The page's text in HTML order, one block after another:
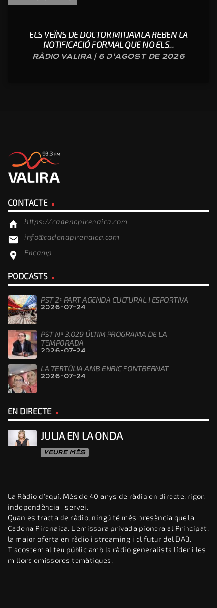
ELS VEÏNS DE DOCTOR MITJAVILA REBEN LA
NOTIFICACIÓ FORMAL QUE NO ELS...
RÀDIO VALIRA | 6 D'AGOST DE 2026
CONTACTE
home https://cadenapirenaica.com
email info@cadenapirenaica.com
location_on Encamp
PODCASTS
PST 2ª PART AGENDA CULTURAL I ESPORTIVA
2026-07-24
PST Nº 3.029 ÚLTIM PROGRAMA DE LA
TEMPORADA
2026-07-24
LA TERTÚLIA AMB ENRIC FONTBERNAT
2026-07-24
EN DIRECTE
JULIA EN LA ONDA
VEURE MÉS
La Ràdio d’aquí. Més de 40 anys de ràdio en directe, rigor,
independència i servei.
Quan es tracta de ràdio, ningú té més presència que la
Cadena Pirenaica. L’emissora privada pionera al Principat,
la major oferta en ràdio i streaming i el futur del DAB.
T’acostem al teu públic amb la ràdio generalista líder i les
millors emissores temàtiques.